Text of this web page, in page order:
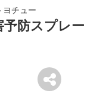
ヨチュー
防スプレー